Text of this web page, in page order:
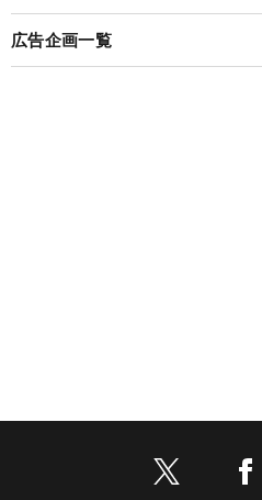
広告企画一覧